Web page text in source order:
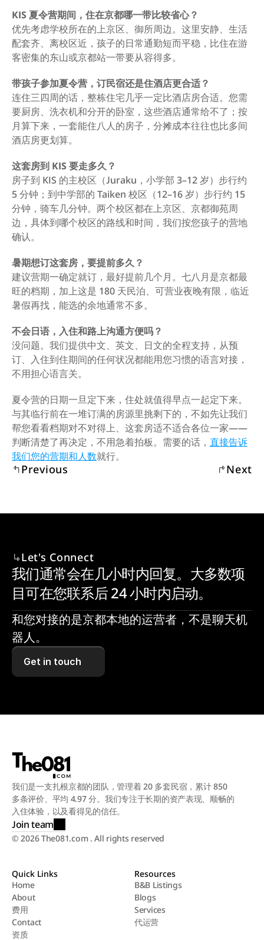
KIS 夏令营期间，住在京都哪一带比较省心？
优先考虑学校所在的上京区、御所周边。这里安静、生活
配套齐、离校区近，孩子的日常通勤短而平稳，比住在游
客密集的东山或京都站一带要从容得多。
带孩子参加夏令营，订民宿还是住酒店更合适？
连住三四周的话，整栋住宅几乎一定比酒店房合适。您需
要厨房、洗衣机和分开的卧室，这些酒店通常给不了；按
月算下来，一套能住八人的房子，分摊成本往往也比多间
酒店房更划算。
这套房到 KIS 要走多久？
房子到 KIS 的主校区（Juraku，小学部 3–12 岁）步行约
5 分钟；到中学部的 Taiken 校区（12–16 岁）步行约 15
分钟，骑车几分钟。两个校区都在上京区、京都御苑周
边，具体到哪个校区的路线和时间，我们按您孩子的营地
确认。
暑期想订这套房，要提前多久？
建议营期一确定就订，最好提前几个月。七八月是京都最
旺的档期，加上这是 180 天民泊、可营业夜晚有限，临近
暑假再找，能选的余地通常不多。
不会日语，入住和路上沟通方便吗？
没问题。我们提供中文、英文、日文的全程支持，从预
订、入住到住期间的任何状况都能用您习惯的语言对接，
不用担心语言关。
夏令营的日期一旦定下来，住处就值得早点一起定下来。
与其临行前在一堆订满的房源里挑剩下的，不如先让我们
帮您看看档期对不对得上、这套房适不适合各位一家——
判断清楚了再决定，不用急着拍板。需要的话， 直接告诉
我们您的营期和人数就行。
Previous Next
Let's Connect
我们通常会在几小时内回复。大多数项
目可在您联系后 24 小时内启动。
和您对接的是京都本地的运营者，不是聊天机
器人。
Get in touch
我们是一支扎根京都的团队，管理着 20 多套民宿，累计 850
多条评价、平均 4.97 分。我们专注于长期的资产表现、顺畅的
入住体验，以及看得见的信任。
Join team
© 2026 The081.com . All rights reserved
Quick Links
Home
Home
About
About
费用
费用
Contact
Contact
资质
Resources
B&B Listings
B&B Listings
Blogs
Blogs
Services
Services
代运营